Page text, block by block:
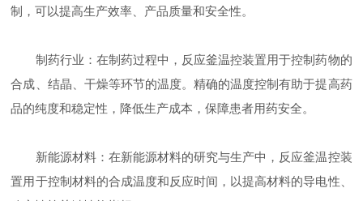
制，可以提高生产效率、产品质量和安全性。
制药行业：在制药过程中，反应釜温控装置用于控制药物的
合成、结晶、干燥等环节的温度。精确的温度控制有助于提高药
品的纯度和稳定性，降低生产成本，保障患者用药安全。
新能源材料：在新能源材料的研究与生产中，反应釜温控装
置用于控制材料的合成温度和反应时间，以提高材料的导电性、